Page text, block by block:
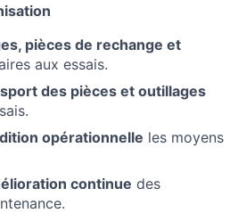
pièces de rechange et
aux essais.
des pièces et outillages
opérationnelle les moyens
continue des